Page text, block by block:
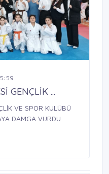
GENÇLİK ...
VE SPOR KULÜBÜ
DAMGA VURDU